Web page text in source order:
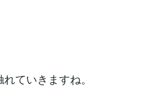
ていきますね。